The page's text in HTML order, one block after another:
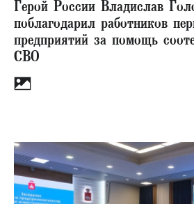
Герой России Владислав
поблагодарил работников
предприятий за помощь
СВО